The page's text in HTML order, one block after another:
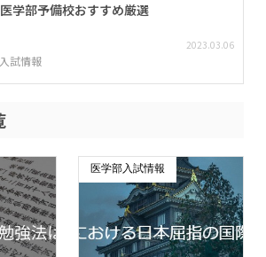
学部予備校おすすめ厳選
2023.03.06
試情報
医学部入試情報